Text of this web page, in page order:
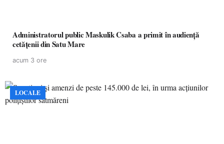
Administratorul public Maskulik Csaba a primit în audiență
cetățenii din Satu Mare
acum 3 ore
LOCALE